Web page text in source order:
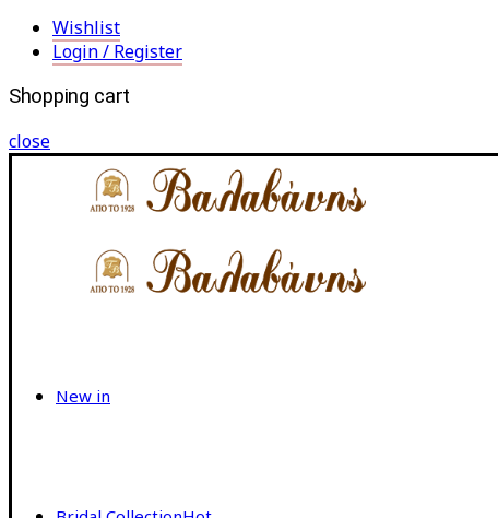
Wishlist
Login / Register
Shopping cart
close
New in